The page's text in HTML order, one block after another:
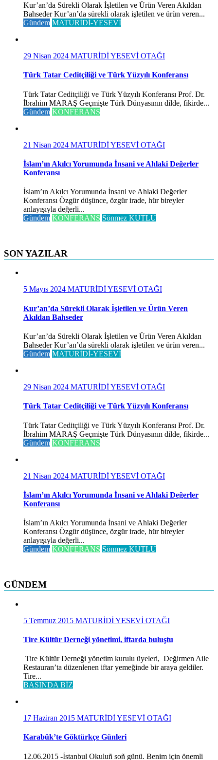
Kur’an’da Sürekli Olarak İşletilen ve Ürün Veren Akıldan
Bahseder Kur’an’da sürekli olarak işletilen ve ürün veren...
Gündem MATURİDİ-YESEVİ
29 Nisan 2024 MATURİDİ YESEVİ OTAĞI
Türk Tatar Ceditçiliği ve Türk Yüzyılı Konferansı
Türk Tatar Ceditçiliği ve Türk Yüzyılı Konferansı Prof. Dr.
İbrahim MARAŞ Geçmişte Türk Dünyasının dilde, fikirde...
Gündem KONFERANS
21 Nisan 2024 MATURİDİ YESEVİ OTAĞI
İslam’ın Akılcı Yorumunda İnsani ve Ahlaki Değerler
Konferansı
İslam’ın Akılcı Yorumunda İnsani ve Ahlaki Değerler
Konferansı Özgür düşünce, özgür irade, hür bireyler
anlayışıyla değerli...
Gündem KONFERANS Sönmez KUTLU
SON YAZILAR
5 Mayıs 2024 MATURİDİ YESEVİ OTAĞI
Kur’an’da Sürekli Olarak İşletilen ve Ürün Veren
Akıldan Bahseder
Kur’an’da Sürekli Olarak İşletilen ve Ürün Veren Akıldan
Bahseder Kur’an’da sürekli olarak işletilen ve ürün veren...
Gündem MATURİDİ-YESEVİ
29 Nisan 2024 MATURİDİ YESEVİ OTAĞI
Türk Tatar Ceditçiliği ve Türk Yüzyılı Konferansı
Türk Tatar Ceditçiliği ve Türk Yüzyılı Konferansı Prof. Dr.
İbrahim MARAŞ Geçmişte Türk Dünyasının dilde, fikirde...
Gündem KONFERANS
21 Nisan 2024 MATURİDİ YESEVİ OTAĞI
İslam’ın Akılcı Yorumunda İnsani ve Ahlaki Değerler
Konferansı
İslam’ın Akılcı Yorumunda İnsani ve Ahlaki Değerler
Konferansı Özgür düşünce, özgür irade, hür bireyler
anlayışıyla değerli...
Gündem KONFERANS Sönmez KUTLU
GÜNDEM
5 Temmuz 2015 MATURİDİ YESEVİ OTAĞI
Tire Kültür Derneği yönetimi, iftarda buluştu
Tire Kültür Derneği yönetim kurulu üyeleri, Değirmen Aile
Restauran’ta düzenlenen iftar yemeğinde bir araya geldiler.
Tire...
BASINDA BİZ
17 Haziran 2015 MATURİDİ YESEVİ OTAĞI
Karabük’te Göktürkçe Günleri
12.06.2015 -İstanbul Okuluñ soñ günü. Benim için önemli